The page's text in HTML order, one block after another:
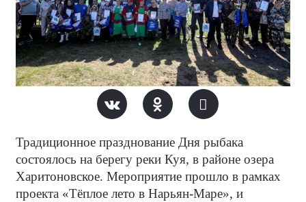
Традиционное празднование Дня рыбака
состоялось на берегу реки Куя, в районе озера
Харитоновское. Мероприятие прошло в рамках
проекта «Тёплое лето в Нарьян-Маре», и